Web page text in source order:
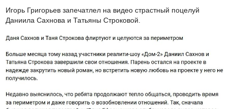
Игорь Григорьев запечатлел на видео страстный поцелуй
Даниила Сахнова и Татьяны Строковой.